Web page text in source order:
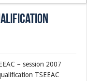
– session 2007
TSEEAC